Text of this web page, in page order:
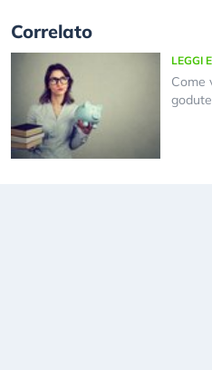
Correlato
LEGGI
Come